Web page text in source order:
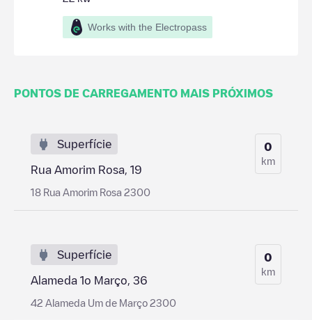
Works with the Electropass
PONTOS DE CARREGAMENTO MAIS PRÓXIMOS
Superfície
Rua Amorim Rosa, 19
18 Rua Amorim Rosa 2300
0
km
Superfície
Alameda 1o Março, 36
42 Alameda Um de Março 2300
0
km